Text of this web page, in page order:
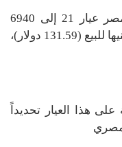
وصل سعر جرام الذهب اليوم في مصر عيار 21 إلى 6940
جنيهاً للشراء (131.03 دولار) و6970 جنيها للبيع (131.59 دولار)،
هذا العيار تحديداً